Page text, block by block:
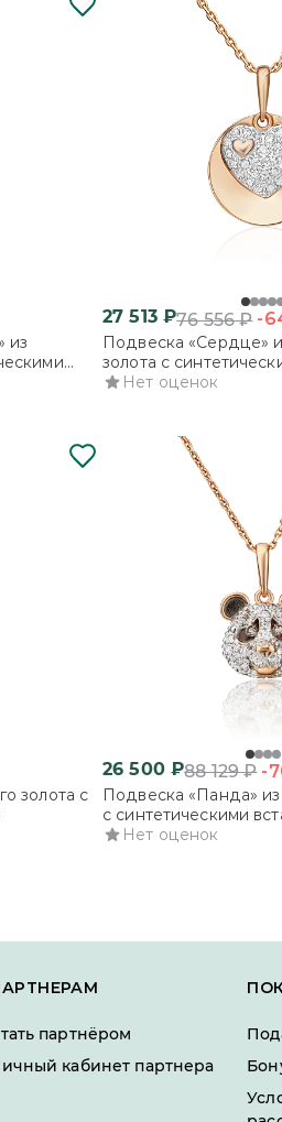
из
27 513₽76 556₽ -
Подвеска «Сердце»
золота с
Нет оценок
золота с
26 500₽88 129₽ -
Подвеска «Панда» из
с синтетическими
Нет оценок
партнёром
кабинет партнера